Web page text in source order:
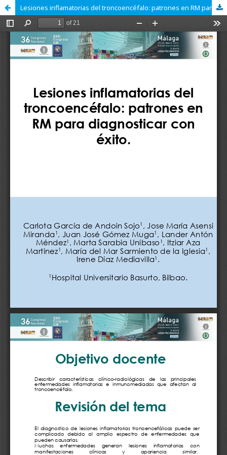
Lesiones inflamatorias del troncoencéfalo: patrones en RM para diagnosticar con exito.